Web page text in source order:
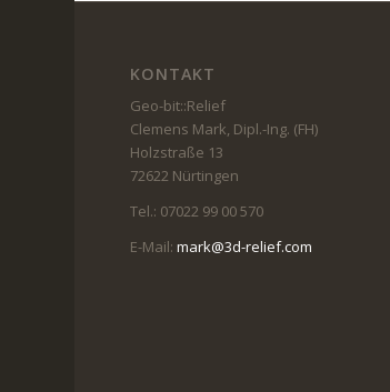
KONTAKT
Geo-bit::Relief
Clemens Mark, Dipl.-Ing. (FH)
Holzstraße 13
72622 Nürtingen
Tel.: 07022 99 00 570
E-Mail:mark@3d-relief.com